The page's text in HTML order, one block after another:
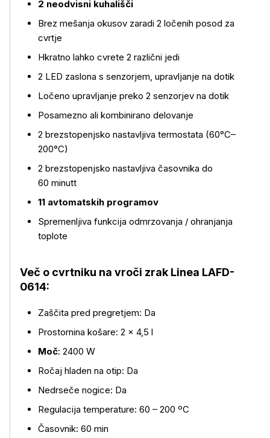
Več o izdelku
2 neodvisni kuhališči
Brez mešanja okusov zaradi 2 ločenih posod za
cvrtje
Hkratno lahko cvrete 2 različni jedi
2 LED zaslona s senzorjem, upravljanje na dotik
Ločeno upravljanje preko 2 senzorjev na dotik
Posamezno ali kombinirano delovanje
2 brezstopenjsko nastavljiva termostata (60°C–
200°C)
2 brezstopenjsko nastavljiva časovnika do
60 minutt
11 avtomatskih programov
Spremenljiva funkcija odmrzovanja / ohranjanja
toplote
Več o cvrtniku na vroči zrak Linea LAFD-
0614:
Zaščita pred pregretjem: Da
Prostornina košare: 2 × 4,5 l
Moč: 2400 W
Ročaj hladen na otip: Da
Nedrseče nogice: Da
Regulacija temperature: 60 – 200 ºC
Časovnik: 60 min